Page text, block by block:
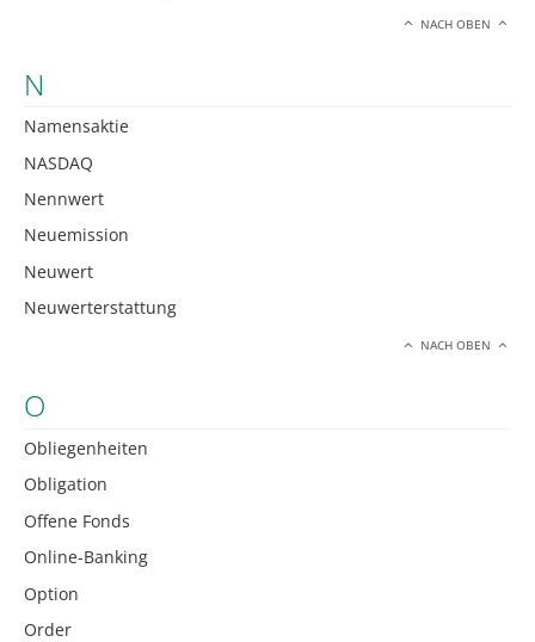
NACH OBEN
N
Namensaktie
NASDAQ
Nennwert
Neuemission
Neuwert
Neuwerterstattung
NACH OBEN
O
Obliegenheiten
Obligation
Offene Fonds
Online-Banking
Option
Order